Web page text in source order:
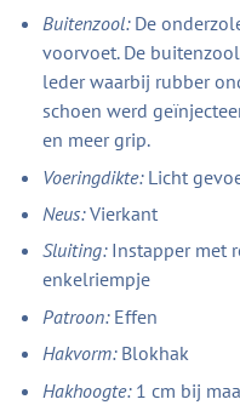
Buitenzool:De
voorvoet. De
leder waarbij rubber
schoen werd
en meer grip.
Voeringdikte:Licht
Neus:Vierkant
Sluiting:Instapper met
enkelriempje
Patroon:Effen
Hakvorm:Blokhak
Hakhoogte:1 cm bij